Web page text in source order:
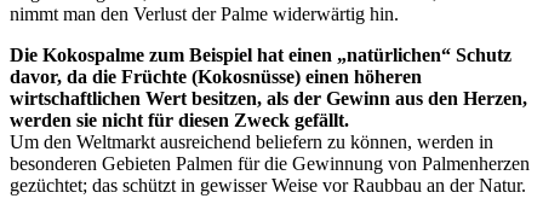
nimmt man den Verlust der Palme widerwärtig hin.
Die Kokospalme zum Beispiel hat einen „natürlichen“ Schutz
davor, da die Früchte (Kokosnüsse) einen höheren
wirtschaftlichen Wert besitzen, als der Gewinn aus den Herzen,
werden sie nicht für diesen Zweck gefällt.
Um den Weltmarkt ausreichend beliefern zu können, werden in
besonderen Gebieten Palmen für die Gewinnung von Palmenherzen
gezüchtet; das schützt in gewisser Weise vor Raubbau an der Natur.